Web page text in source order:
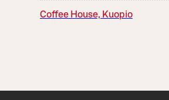
Coffee House, Kuopio